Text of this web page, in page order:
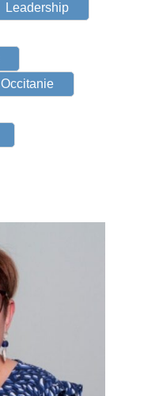
Leadership
Occitanie